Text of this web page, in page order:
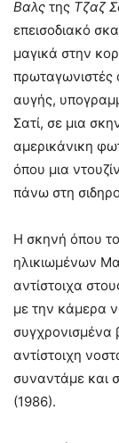
Βαλς της Τζαζ
επεισοδιακό
μαγικά στην
αυγής,
Σατί, σε μια
αμερικάνικη
όπου μια
πάνω στη
Η σκηνή όπου
ηλικιωμένων
αντίστοιχα
με την κάμερα
αντίστοιχη
συναντάμε και
(1986).